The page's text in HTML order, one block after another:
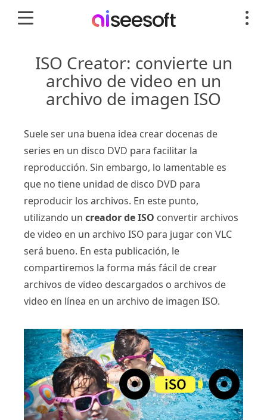
ISO Creator: convierte un
archivo de video en un
archivo de imagen ISO
Suele ser una buena idea crear docenas de
series en un disco DVD para facilitar la
reproducción. Sin embargo, lo lamentable es
que no tiene unidad de disco DVD para
reproducir los archivos. En este punto,
utilizando un creador de ISO convertir archivos
de video en un archivo ISO para jugar con VLC
será bueno. En esta publicación, le
compartiremos la forma más fácil de crear
archivos de video descargados o archivos de
video en línea en un archivo de imagen ISO.